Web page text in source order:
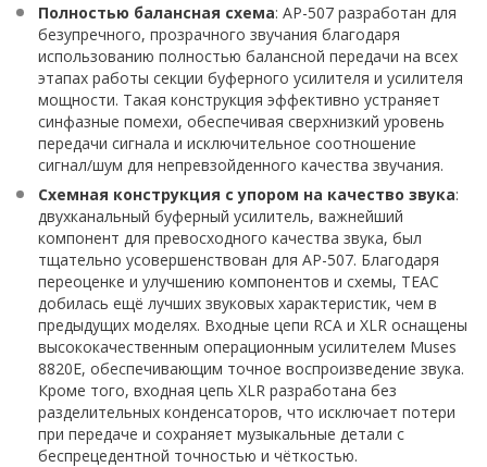
Полностью балансная схема: AP-507 разработан для
безупречного, прозрачного звучания благодаря
использованию полностью балансной передачи на всех
этапах работы секции буферного усилителя и усилителя
мощности. Такая конструкция эффективно устраняет
синфазные помехи, обеспечивая сверхнизкий уровень
передачи сигнала и исключительное соотношение
сигнал/шум для непревзойденного качества звучания.
Схемная конструкция с упором на качество звука:
двухканальный буферный усилитель, важнейший
компонент для превосходного качества звука, был
тщательно усовершенствован для AP-507. Благодаря
переоценке и улучшению компонентов и схемы, TEAC
добилась ещё лучших звуковых характеристик, чем в
предыдущих моделях. Входные цепи RCA и XLR оснащены
высококачественным операционным усилителем Muses
8820E, обеспечивающим точное воспроизведение звука.
Кроме того, входная цепь XLR разработана без
разделительных конденсаторов, что исключает потери
при передаче и сохраняет музыкальные детали с
беспрецедентной точностью и чёткостью.